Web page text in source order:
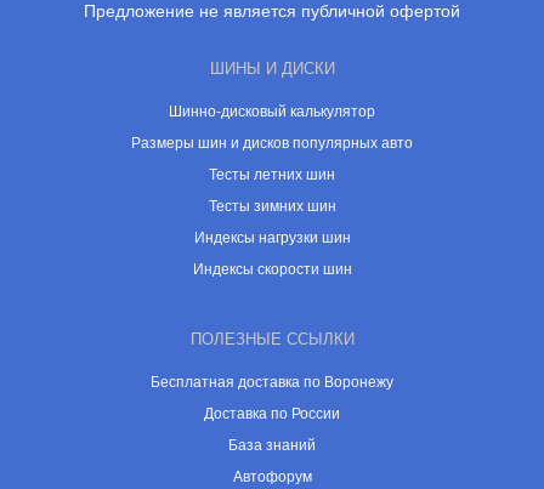
Предложение не является публичной офертой
ШИНЫ И ДИСКИ
Шинно-дисковый калькулятор
Размеры шин и дисков популярных авто
Тесты летних шин
Тесты зимних шин
Индексы нагрузки шин
Индексы скорости шин
ПОЛЕЗНЫЕ ССЫЛКИ
Бесплатная доставка по Воронежу
Доставка по России
База знаний
Автофорум